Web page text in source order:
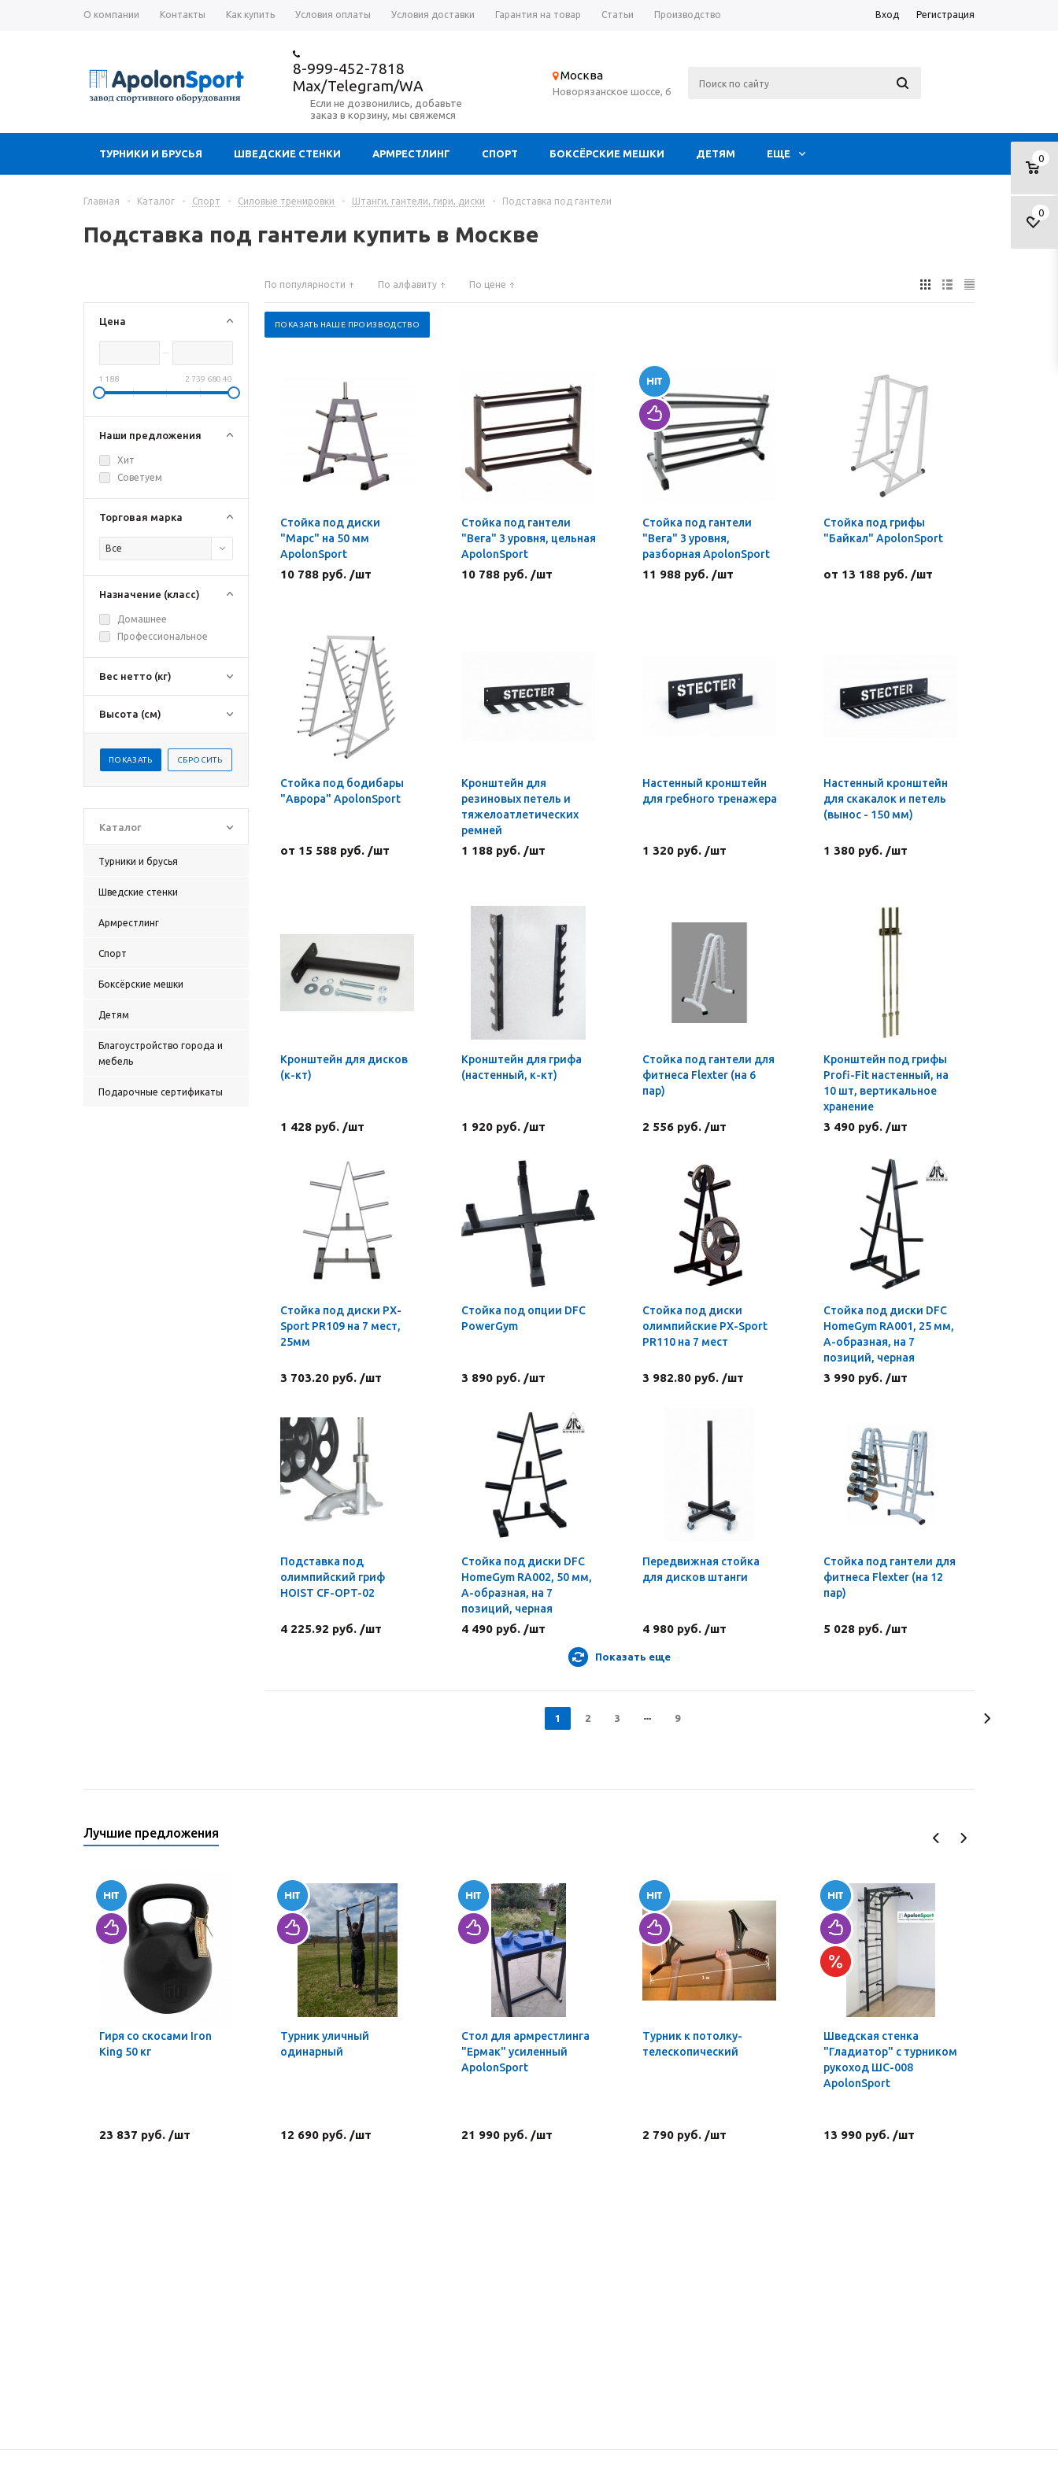
О компании Контакты Как купить Условия оплаты Условия доставки Гарантия на товар Статьи Производство Вход Регистрация
8-999-452-7818
Max/Telegram/WA
Если не дозвонились, добавьте
заказ в корзину, мы свяжемся
Москва
Новорязанское шоссе, 6
0
0
ТУРНИКИ И БРУСЬЯ ШВЕДСКИЕ СТЕНКИ АРМРЕСТЛИНГ СПОРТ БОКСЁРСКИЕ МЕШКИ ДЕТЯМ ЕЩЕ
Главная - Каталог - Спорт - Силовые тренировки - Штанги, гантели, гири, диски - Подставка под гантели
Подставка под гантели купить в Москве
Цена
1 188 2 739 680.40
Наши предложения
Хит
Советуем
Торговая марка
Все
Назначение (класс)
Домашнее
Профессиональное
Вес нетто (кг)
Высота (см)
Каталог
Турники и брусья
Шведские стенки
Армрестлинг
Спорт
Боксёрские мешки
Детям
Благоустройство города и
мебель
Подарочные сертификаты
По популярности По алфавиту По цене
ПОКАЗАТЬ НАШЕ ПРОИЗВОДСТВО
Стойка под диски
"Марс" на 50 мм
ApolonSport
10 788 руб. /шт
Стойка под гантели
"Вега" 3 уровня, цельная
ApolonSport
10 788 руб. /шт
Стойка под гантели
"Вега" 3 уровня,
разборная ApolonSport
11 988 руб. /шт
Стойка под грифы
"Байкал" ApolonSport
от 13 188 руб. /шт
Стойка под бодибары
"Аврора" ApolonSport
от 15 588 руб. /шт
Кронштейн для
резиновых петель и
тяжелоатлетических
ремней
1 188 руб. /шт
Настенный кронштейн
для гребного тренажера
1 320 руб. /шт
Настенный кронштейн
для скакалок и петель
(вынос - 150 мм)
1 380 руб. /шт
Кронштейн для дисков
(к-кт)
1 428 руб. /шт
Кронштейн для грифа
(настенный, к-кт)
1 920 руб. /шт
Стойка под гантели для
фитнеса Flexter (на 6
пар)
2 556 руб. /шт
Кронштейн под грифы
Profi-Fit настенный, на
10 шт, вертикальное
хранение
3 490 руб. /шт
Стойка под диски PX-
Sport PR109 на 7 мест,
25мм
3 703.20 руб. /шт
Стойка под опции DFC
PowerGym
3 890 руб. /шт
Стойка под диски
олимпийские PX-Sport
PR110 на 7 мест
3 982.80 руб. /шт
Стойка под диски DFC
HomeGym RA001, 25 мм,
А-образная, на 7
позиций, черная
3 990 руб. /шт
Подставка под
олимпийский гриф
HOIST CF-OPT-02
4 225.92 руб. /шт
Стойка под диски DFC
HomeGym RA002, 50 мм,
А-образная, на 7
позиций, черная
4 490 руб. /шт
Передвижная стойка
для дисков штанги
4 980 руб. /шт
Стойка под гантели для
фитнеса Flexter (на 12
пар)
5 028 руб. /шт
Показать еще
1 2 3 9
Лучшие предложения
Гиря со скосами Iron
King 50 кг
23 837 руб. /шт
Турник уличный
одинарный
12 690 руб. /шт
Стол для армрестлинга
"Ермак" усиленный
ApolonSport
21 990 руб. /шт
Турник к потолку-
телескопический
2 790 руб. /шт
Шведская стенка
"Гладиатор" с турником
рукоход ШС-008
ApolonSport
13 990 руб. /шт